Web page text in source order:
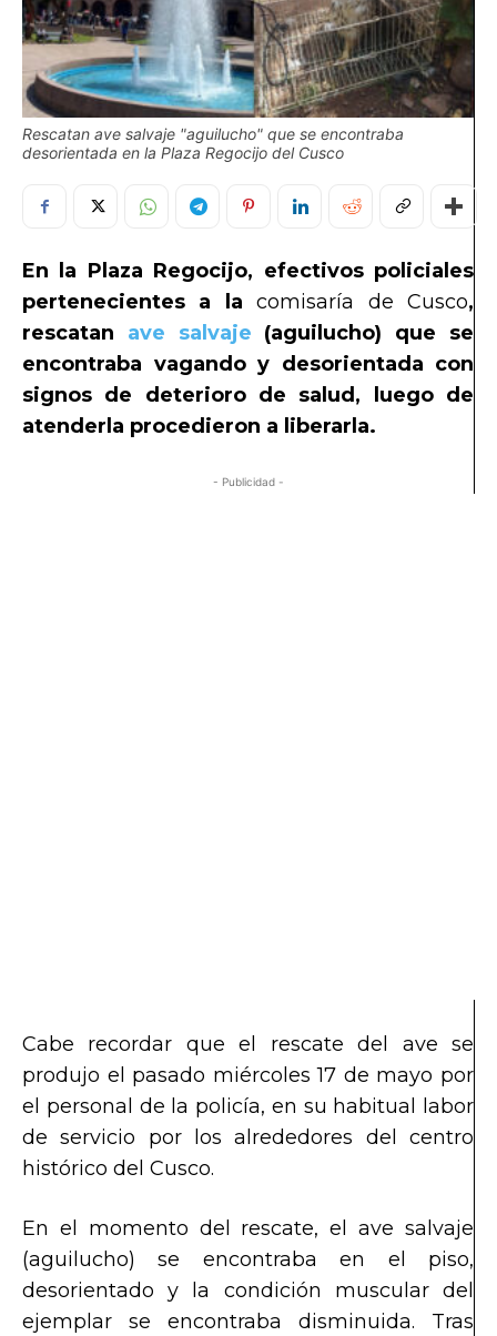
Rescatan ave salvaje "aguilucho" que se encontraba
desorientada en la Plaza Regocijo del Cusco
En la Plaza Regocijo, efectivos policiales
pertenecientes a la comisaría de Cusco,
rescatan ave salvaje (aguilucho) que se
encontraba vagando y desorientada con
signos de deterioro de salud, luego de
atenderla procedieron a liberarla.
- Publicidad -
Cabe recordar que el rescate del ave se
produjo el pasado miércoles 17 de mayo por
el personal de la policía, en su habitual labor
de servicio por los alrededores del centro
histórico del Cusco.
En el momento del rescate, el ave salvaje
(aguilucho) se encontraba en el piso,
desorientado y la condición muscular del
ejemplar se encontraba disminuida. Tras